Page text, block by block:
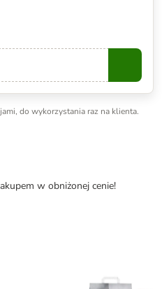
do wykorzystania raz na klienta.
w obniżonej cenie!